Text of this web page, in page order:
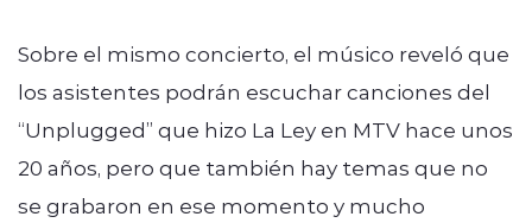
Sobre el mismo concierto, el músico reveló que
los asistentes podrán escuchar canciones del
“Unplugged” que hizo La Ley en MTV hace unos
20 años, pero que también hay temas que no
se grabaron en ese momento y mucho